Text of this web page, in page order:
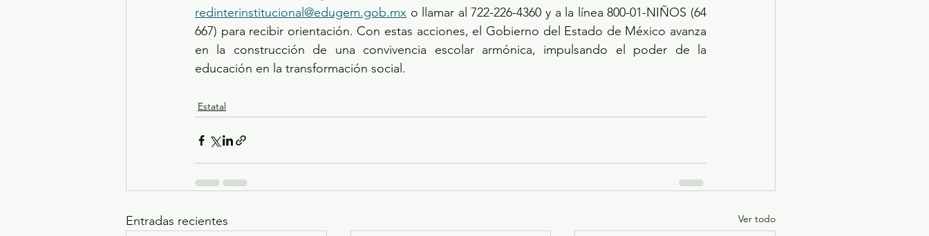
redinterinstitucional@edugem.gob.mx o llamar al 722-226-4360 y a la línea 800-01-NIÑOS (64
667) para recibir orientación. Con estas acciones, el Gobierno del Estado de México avanza
en la construcción de una convivencia escolar armónica, impulsando el poder de la
educación en la transformación social.
Estatal
Entradas recientes Ver todo